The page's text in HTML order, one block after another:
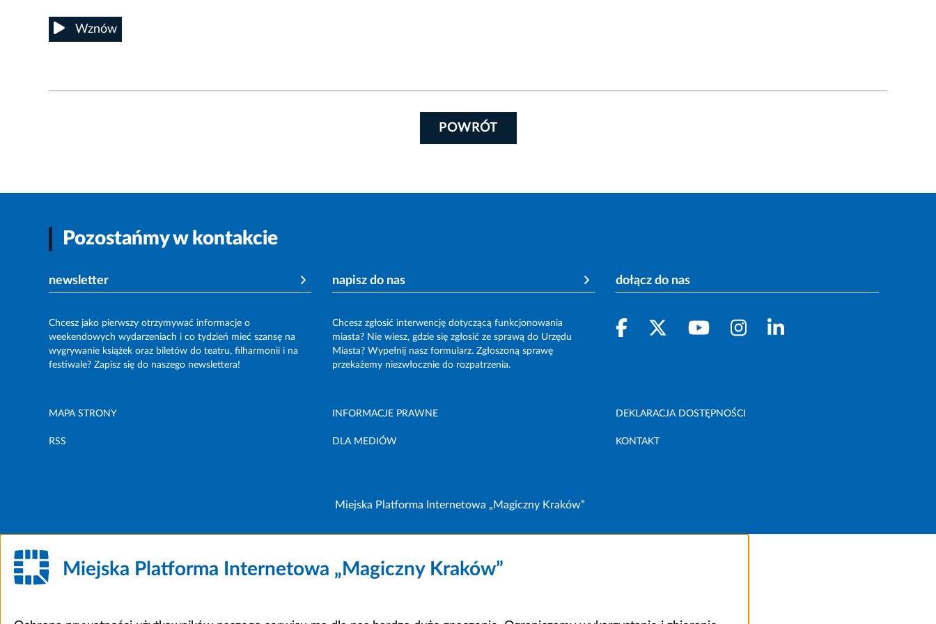
Wznów
POWRÓT
Pozostańmy w kontakcie
newsletter
Chcesz jako pierwszy otrzymywać informacje o
weekendowych wydarzeniach i co tydzień mieć szansę na
wygrywanie książek oraz biletów do teatru, filharmonii i na
festiwale? Zapisz się do naszego newslettera!
napisz do nas
Chcesz zgłosić interwencję dotyczącą funkcjonowania
miasta? Nie wiesz, gdzie się zgłosić ze sprawą do Urzędu
Miasta? Wypełnij nasz formularz. Zgłoszoną sprawę
przekażemy niezwłocznie do rozpatrzenia.
dołącz do nas
MAPA STRONY INFORMACJE PRAWNE DEKLARACJA DOSTĘPNOŚCI
RSS DLA MEDIÓW KONTAKT
Miejska Platforma Internetowa „Magiczny Kraków”
Miejska Platforma Internetowa „Magiczny Kraków”